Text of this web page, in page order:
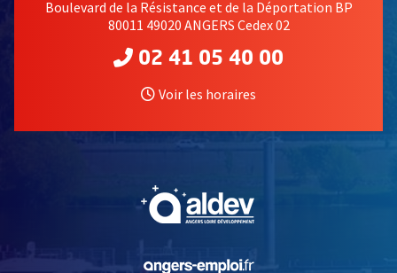
Boulevard de la Résistance et de la Déportation BP
80011 49020 ANGERS Cedex 02
02 41 05 40 00
Voir les horaires